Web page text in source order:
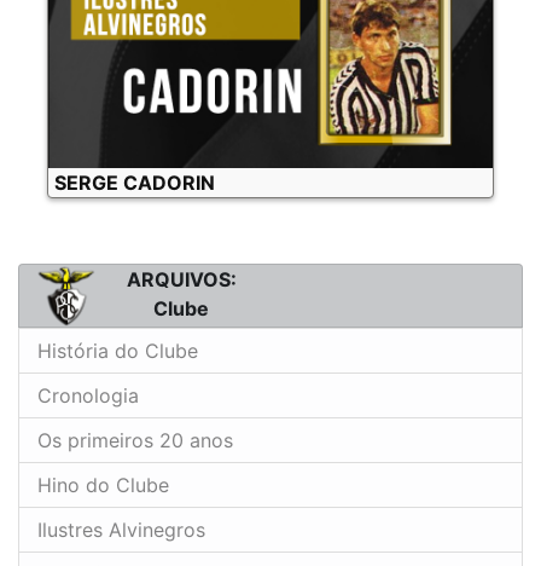
SERGE CADORIN
ARQUIVOS:
Clube
História do Clube
Cronologia
Os primeiros 20 anos
Hino do Clube
Ilustres Alvinegros